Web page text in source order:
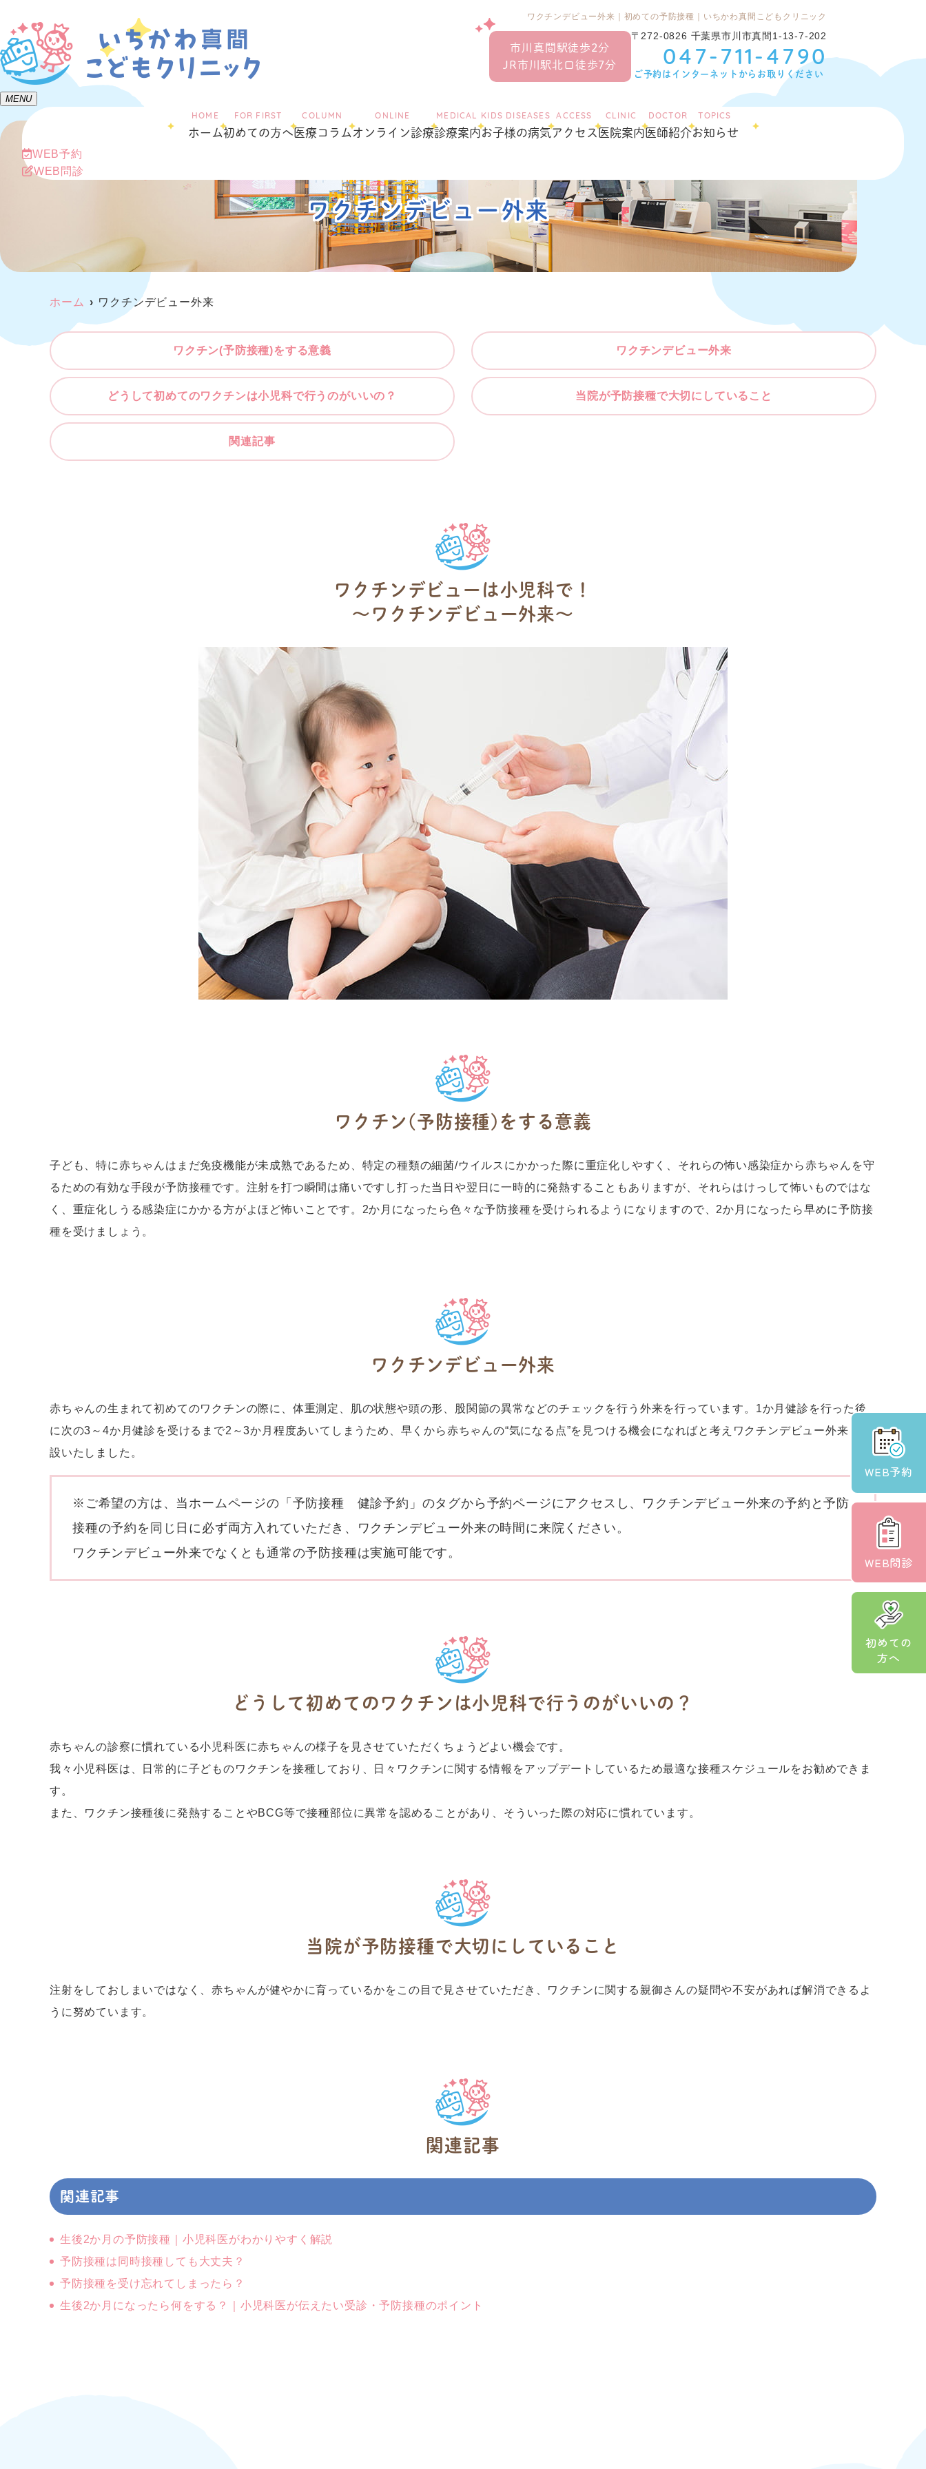
ワクチンデビュー外来｜初めての予防接種｜いちかわ真間こどもクリニック
市川真間駅徒歩2分
JR市川駅北口徒歩7分
〒272-0826 千葉県市川市真間1-13-7-202
047-711-4790
ご予約はインターネットからお取りください
WEB予約
WEB問診
初めての
方へ
MENU
HOME
ホーム
FOR FIRST
初めての方へ
COLUMN
医療コラム
ONLINE
オンライン診療
MEDICAL
診療案内
KIDS DISEASES
お子様の病気
ACCESS
アクセス
CLINIC
医院案内
DOCTOR
医師紹介
TOPICS
お知らせ
WEB予約
WEB問診
ワクチンデビュー外来
ホーム ワクチンデビュー外来
ワクチン(予防接種)をする意義 ワクチンデビュー外来
どうして初めてのワクチンは小児科で行うのがいいの？ 当院が予防接種で大切にしていること
関連記事
ワクチンデビューは小児科で！
～ワクチンデビュー外来～
ワクチン(予防接種)をする意義
子ども、特に赤ちゃんはまだ免疫機能が未成熟であるため、特定の種類の細菌/ウイルスにかかった際に重症化しやすく、それらの怖い感染症から赤ちゃんを守
るための有効な手段が予防接種です。注射を打つ瞬間は痛いですし打った当日や翌日に一時的に発熱することもありますが、それらはけっして怖いものではな
く、重症化しうる感染症にかかる方がよほど怖いことです。2か月になったら色々な予防接種を受けられるようになりますので、2か月になったら早めに予防接
種を受けましょう。
ワクチンデビュー外来
赤ちゃんの生まれて初めてのワクチンの際に、体重測定、肌の状態や頭の形、股関節の異常などのチェックを行う外来を行っています。1か月健診を行った後
に次の3～4か月健診を受けるまで2～3か月程度あいてしまうため、早くから赤ちゃんの“気になる点”を見つける機会になればと考えワクチンデビュー外来を開
設いたしました。
※ご希望の方は、当ホームページの「予防接種 健診予約」のタグから予約ページにアクセスし、ワクチンデビュー外来の予約と予防
接種の予約を同じ日に必ず両方入れていただき、ワクチンデビュー外来の時間に来院ください。
ワクチンデビュー外来でなくとも通常の予防接種は実施可能です。
どうして初めてのワクチンは小児科で行うのがいいの？
赤ちゃんの診察に慣れている小児科医に赤ちゃんの様子を見させていただくちょうどよい機会です。
我々小児科医は、日常的に子どものワクチンを接種しており、日々ワクチンに関する情報をアップデートしているため最適な接種スケジュールをお勧めできま
す。
また、ワクチン接種後に発熱することやBCG等で接種部位に異常を認めることがあり、そういった際の対応に慣れています。
当院が予防接種で大切にしていること
注射をしておしまいではなく、赤ちゃんが健やかに育っているかをこの目で見させていただき、ワクチンに関する親御さんの疑問や不安があれば解消できるよ
うに努めています。
関連記事
関連記事
生後2か月の予防接種｜小児科医がわかりやすく解説
予防接種は同時接種しても大丈夫？
予防接種を受け忘れてしまったら？
生後2か月になったら何をする？｜小児科医が伝えたい受診・予防接種のポイント